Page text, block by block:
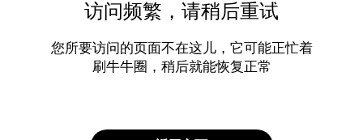
访问频繁，请稍后重试
您所要访问的页面不在这儿，它可能正忙着
刷牛牛圈，稍后就能恢复正常